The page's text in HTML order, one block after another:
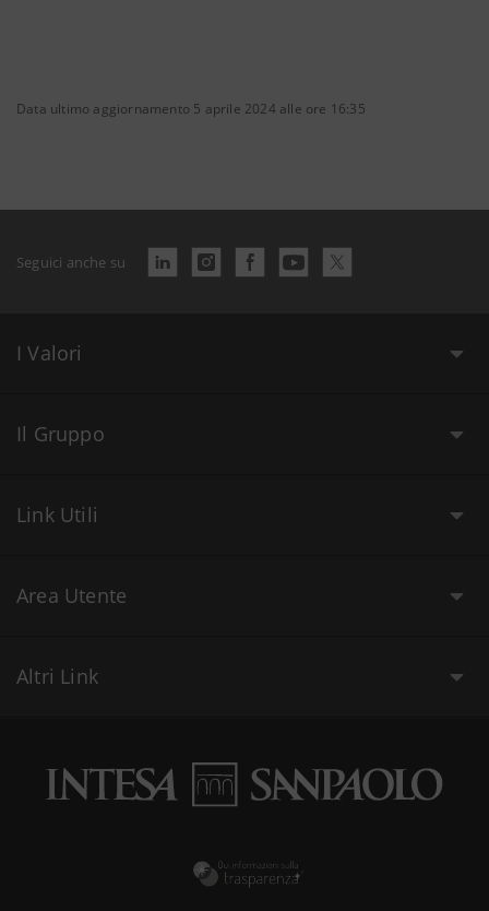
Data ultimo aggiornamento 5 aprile 2024 alle ore 16:35
Seguici anche su
I Valori
Il Gruppo
Link Utili
Area Utente
Altri Link